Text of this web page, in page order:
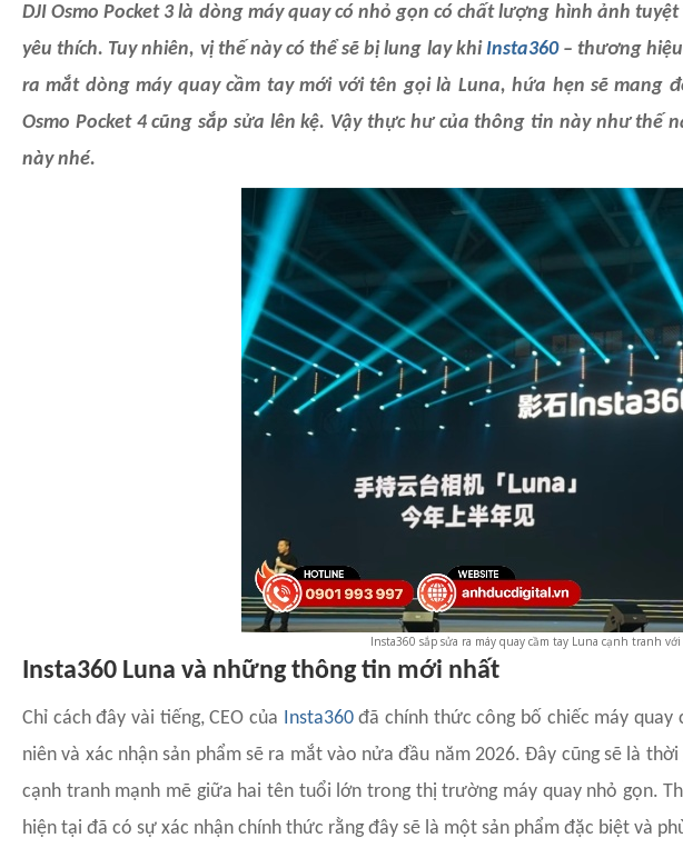
DJI Osmo Pocket 3 là dòng máy quay có nhỏ gọn có chất lượng hình ảnh
yêu thích. Tuy nhiên, vị thế này có thể sẽ bị lung lay khiInsta360– thương hiệu
ra mắt dòng máy quay cầm tay mới với tên gọi là Luna, hứa hẹn sẽ mang
Osmo Pocket 4 cũng sắp sửa lên kệ. Vậy thực hư của thông tin này như thế
này nhé.
Insta360 sắp sửa ra máy quay cầm tay Luna cạnh tranh với
Insta360 Luna và những thông tin mới nhất
Chỉ cách đây vài tiếng, CEO của Insta360đã chính thức công bố chiếc máy
niên và xác nhận sản phẩm sẽ ra mắt vào nửa đầu năm 2026. Đây cũng sẽ là
cạnh tranh mạnh mẽ giữa hai tên tuổi lớn trong thị trường máy quay nhỏ gọn.
hiện tại đã có sự xác nhận chính thức rằng đây sẽ là một sản phẩm đặc biệt và